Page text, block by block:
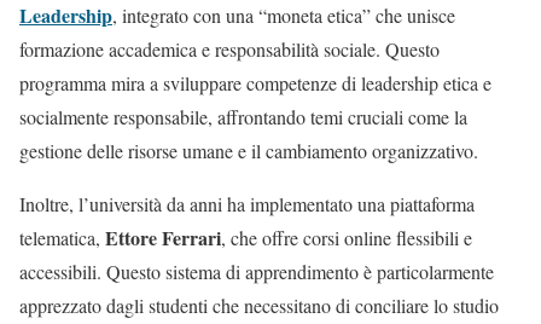
Leadership, integrato con una “moneta etica” che unisce
formazione accademica e responsabilità sociale. Questo
programma mira a sviluppare competenze di leadership etica e
socialmente responsabile, affrontando temi cruciali come la
gestione delle risorse umane e il cambiamento organizzativo​.
Inoltre, l’università da anni ha implementato una piattaforma
telematica, Ettore Ferrari, che offre corsi online flessibili e
accessibili. Questo sistema di apprendimento è particolarmente
apprezzato dagli studenti che necessitano di conciliare lo studio